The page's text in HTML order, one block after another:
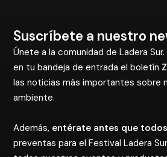
Suscríbete a nuestro
Únete a la comunidad de Ladera
en tu bandeja de entrada el boletín
las noticias más importantes sobre
ambiente.
Además, entérate antes que todos
preventas para el Festival Ladera